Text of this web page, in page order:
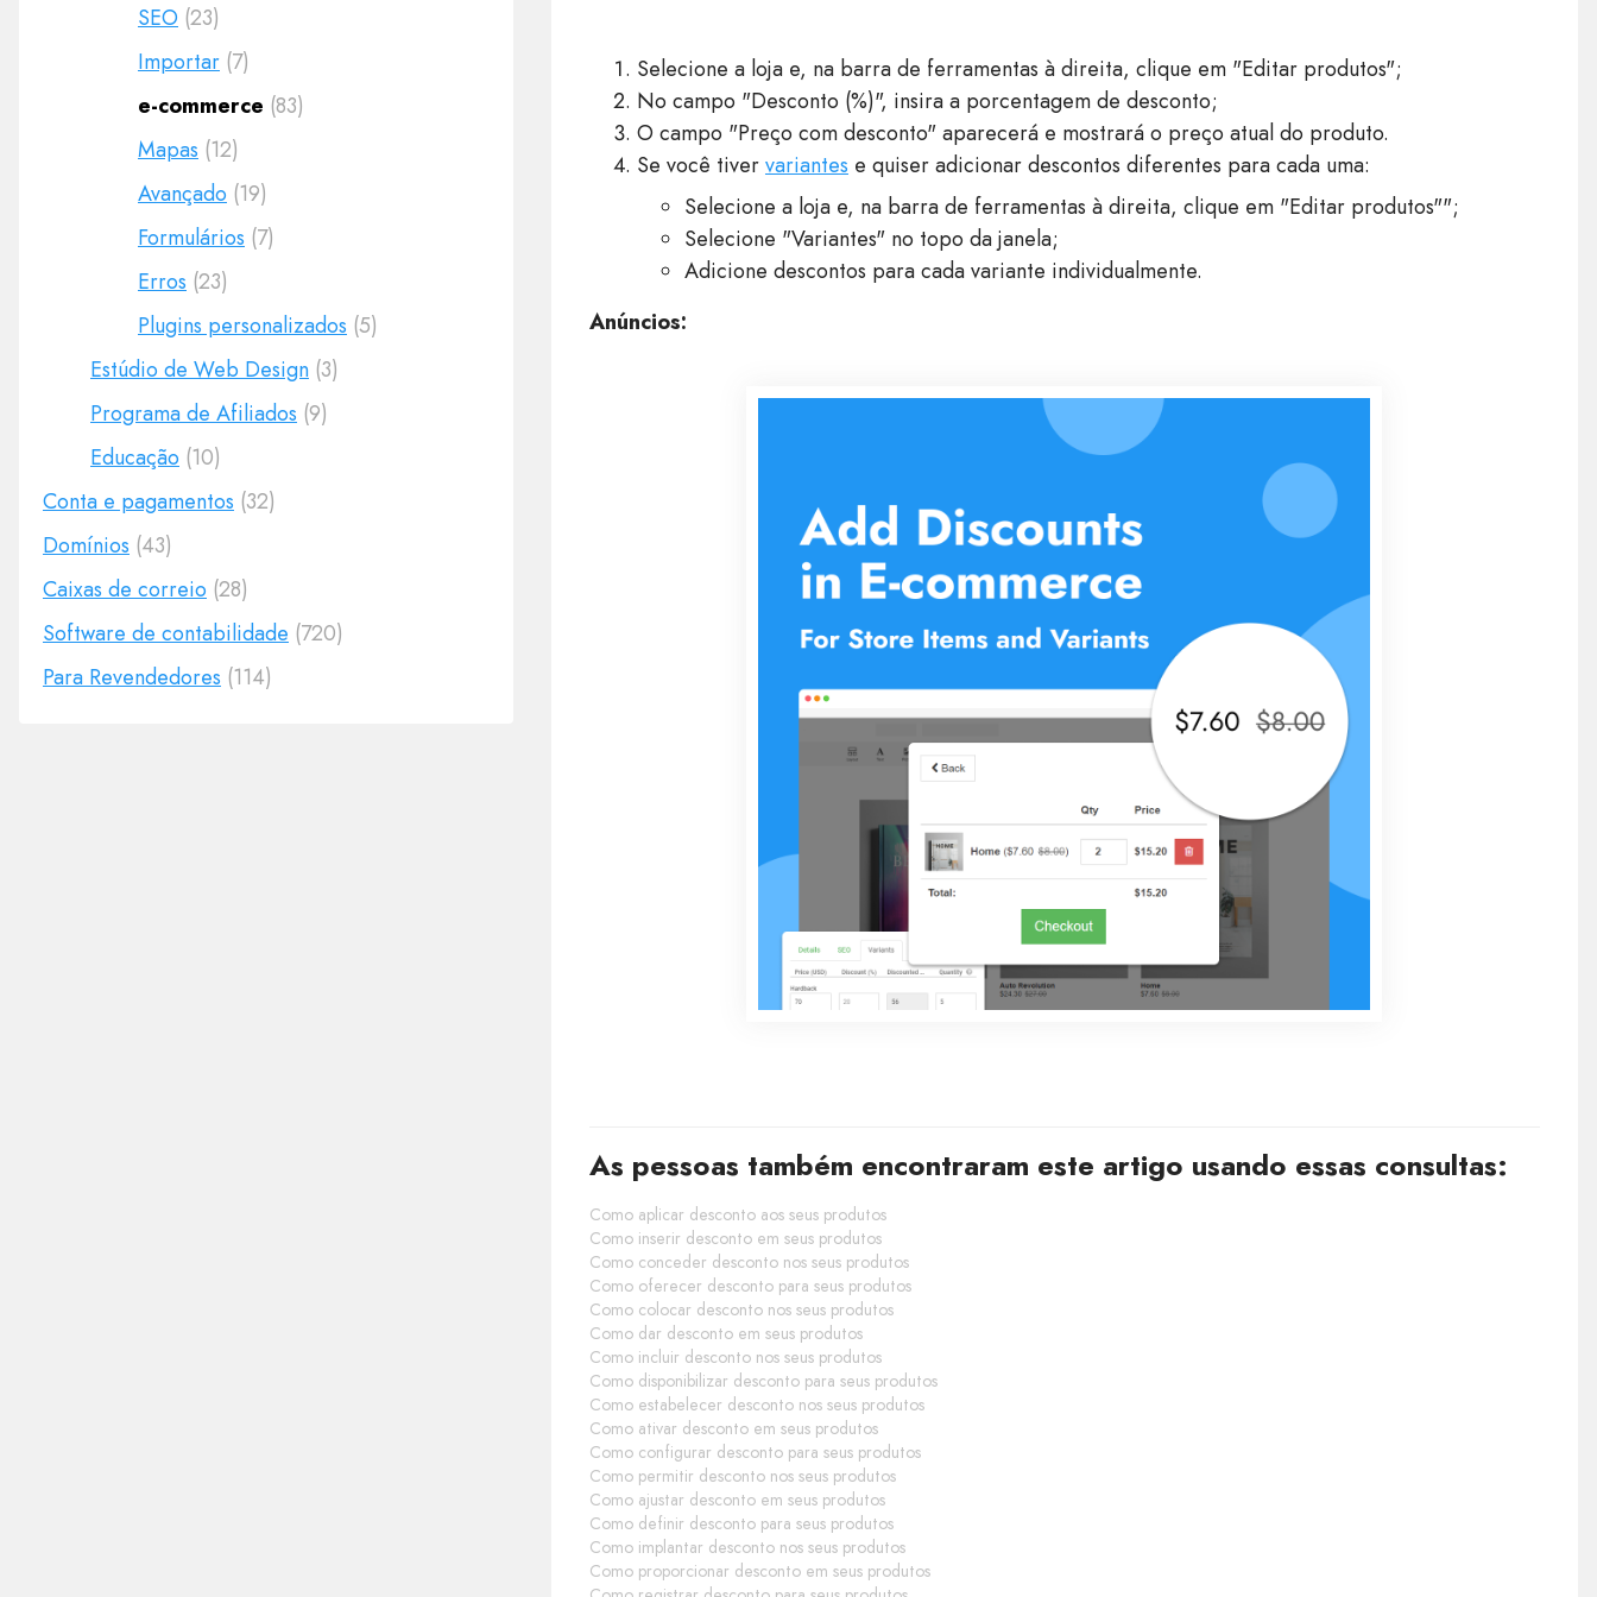
SEO (23)
Importar (7)
e-commerce (83)
Mapas (12)
Avançado (19)
Formulários (7)
Erros (23)
Plugins personalizados (5)
Estúdio de Web Design (3)
Programa de Afiliados (9)
Educação (10)
Conta e pagamentos (32)
Domínios (43)
Caixas de correio (28)
Software de contabilidade (720)
Para Revendedores (114)
Selecione a loja e, na barra de ferramentas à direita, clique em "Editar produtos";
No campo "Desconto (%)", insira a porcentagem de desconto;
O campo "Preço com desconto" aparecerá e mostrará o preço atual do produto.
Se você tivervariantes e quiser adicionar descontos diferentes para cada uma:
Selecione a loja e, na barra de ferramentas à direita, clique em "Editar produtos"";
Selecione "Variantes" no topo da janela;
Adicione descontos para cada variante individualmente.
Anúncios:
As pessoas também encontraram este artigo usando essas consultas:
Como aplicar desconto aos seus produtos
Como inserir desconto em seus produtos
Como conceder desconto nos seus produtos
Como oferecer desconto para seus produtos
Como colocar desconto nos seus produtos
Como dar desconto em seus produtos
Como incluir desconto nos seus produtos
Como disponibilizar desconto para seus produtos
Como estabelecer desconto nos seus produtos
Como ativar desconto em seus produtos
Como configurar desconto para seus produtos
Como permitir desconto nos seus produtos
Como ajustar desconto em seus produtos
Como definir desconto para seus produtos
Como implantar desconto nos seus produtos
Como proporcionar desconto em seus produtos